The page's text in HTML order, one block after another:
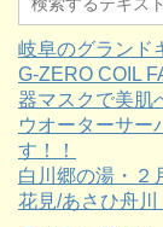
岐阜のグランド
G-ZERO COIL
器マスクで美肌
ウオーターサー
す！！
白川郷の湯・２
花見/あさひ舟